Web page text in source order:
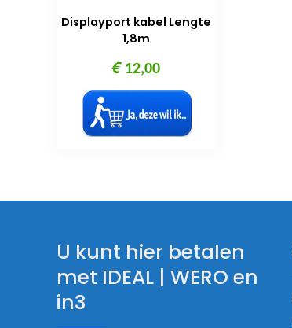
Displayport kabel Lengte
1,8m
€12,00
U kunt hier betalen
met IDEAL | WERO en
in3